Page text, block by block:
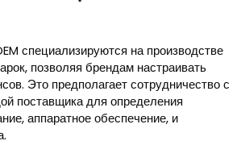
специализируются на производстве
позволяя брендам настраивать
Это предполагает сотрудничество с
поставщика для определения
аппаратное обеспечение, и